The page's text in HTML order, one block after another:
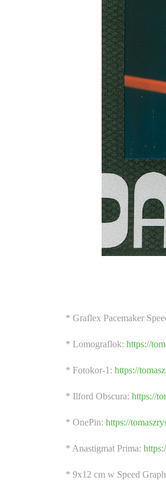
* Graflex Pacemaker
* Lomograflok: https://
* Fotokor-1: https://
* Ilford Obscura: https://
* OnePin: https://
* Anastigmat Prima:
* 9x12 cm w Speed